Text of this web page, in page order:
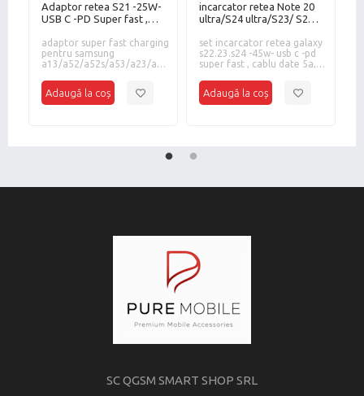
Adaptor retea S21 -25W-
USB C -PD Super fast ,
adaptor super fast charging
pentru samsung
a13/a52/a52s/a53/a23/a33/a70/a80,usb
incarcator retea Note 20
ultra/S24 ultra/S23/ S22
fast,Bulk
set incarcator retea galaxy
s22.23.s24 -45w- usb c -pd
super fast , cablu date 5a,
SC QGSM SMART SHOP SRL